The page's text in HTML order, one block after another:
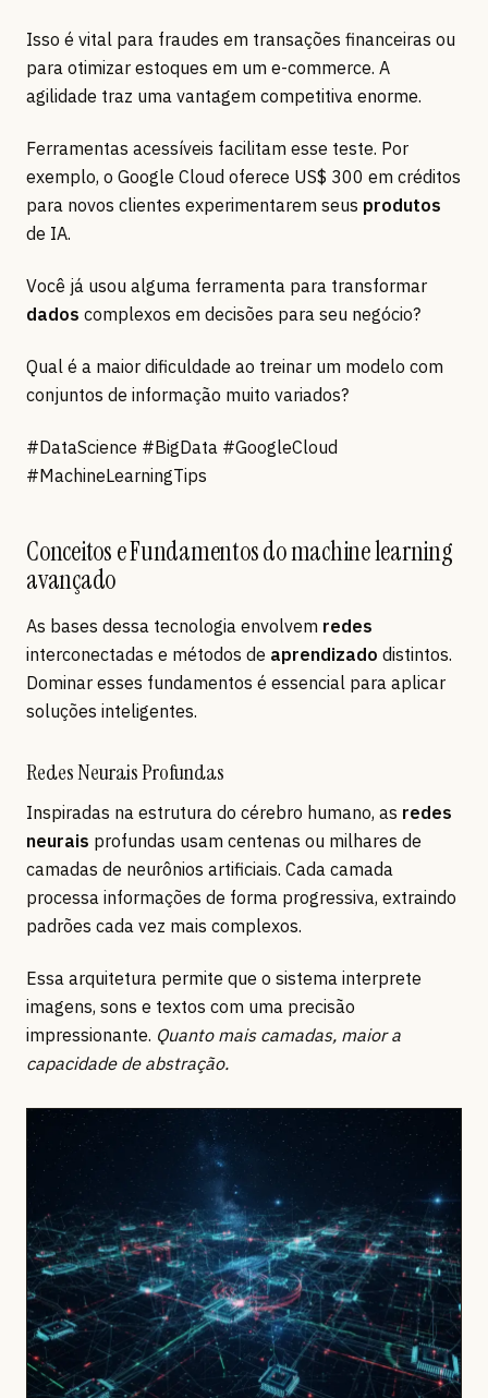
Isso é vital para fraudes em transações financeiras ou
para otimizar estoques em um e-commerce. A
agilidade traz uma vantagem competitiva enorme.
Ferramentas acessíveis facilitam esse teste. Por
exemplo, o Google Cloud oferece US$ 300 em créditos
para novos clientes experimentarem seus produtos
de IA.
Você já usou alguma ferramenta para transformar
dados complexos em decisões para seu negócio?
Qual é a maior dificuldade ao treinar um modelo com
conjuntos de informação muito variados?
#DataScience #BigData #GoogleCloud
#MachineLearningTips
Conceitos e Fundamentos do machine learning
avançado
As bases dessa tecnologia envolvem redes
interconectadas e métodos de aprendizado distintos.
Dominar esses fundamentos é essencial para aplicar
soluções inteligentes.
Redes Neurais Profundas
Inspiradas na estrutura do cérebro humano, as redes
neurais profundas usam centenas ou milhares de
camadas de neurônios artificiais. Cada camada
processa informações de forma progressiva, extraindo
padrões cada vez mais complexos.
Essa arquitetura permite que o sistema interprete
imagens, sons e textos com uma precisão
impressionante. Quanto mais camadas, maior a
capacidade de abstração.